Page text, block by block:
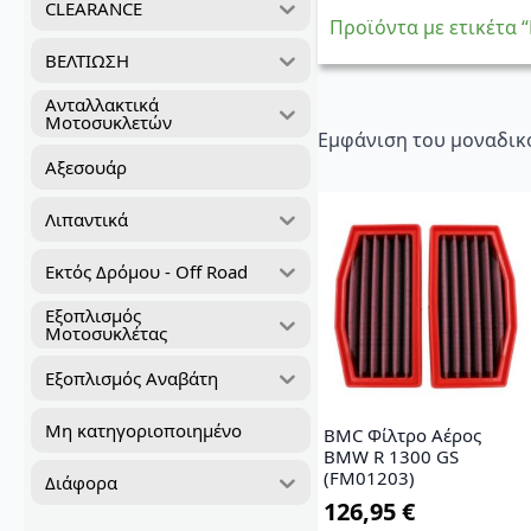
CLEARANCE
ΒΕΛΤΙΩΣΗ
Ανταλλακτικά
Μοτοσυκλετών
Αξεσουάρ
Λιπαντικά
Εκτός Δρόμου - Off Road
Εξοπλισμός
Μοτοσυκλέτας
Εξοπλισμός Αναβάτη
Μη κατηγοριοποιημένο
Διάφορα
Προϊόντα με
Εμφάνιση του
BMC Φίλτρο Αέρος
BMW R 1300 GS
(FM01203)
126,95€